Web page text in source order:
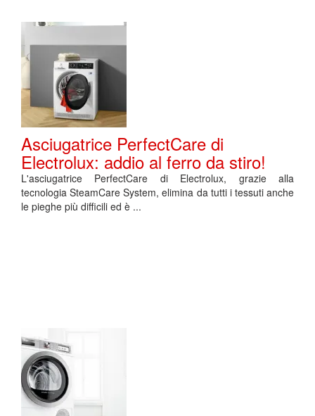
Asciugatrice PerfectCare di
Electrolux: addio al ferro da stiro!
L'asciugatrice PerfectCare di Electrolux, grazie alla
tecnologia SteamCare System, elimina da tutti i tessuti anche
le pieghe più difficili ed è ...